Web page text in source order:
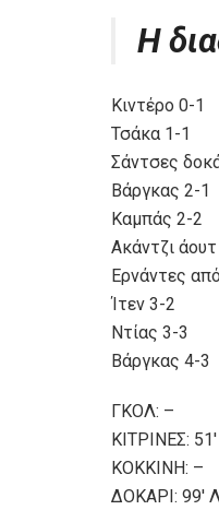
H
Κιντέρο 0-1
Τσάκα 1-1
Σάντσες
Βάργκας 2-1
Καμπάς 2-2
Ακάντζι άουτ
Ερνάντες
Ίτεν 3-2
Ντίας 3-3
Βάργκας 4-3
ΓΚΟΛ: –
ΚΙΤΡΙΝΕΣ:
ΚΟΚΚΙΝΗ: –
ΔΟΚΑΡΙ: 99′